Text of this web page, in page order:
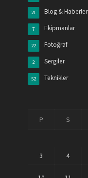
Blog & Haberler
21
Ekipmanlar
7
Fotoğraf
22
Sergiler
2
Teknikler
52
P S
3 4